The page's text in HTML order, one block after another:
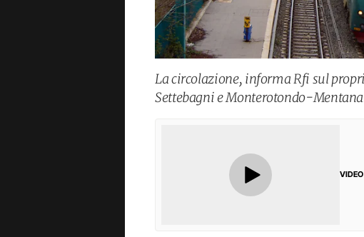
La circolazione, informa Rfi sul
Settebagni e Monterotondo-